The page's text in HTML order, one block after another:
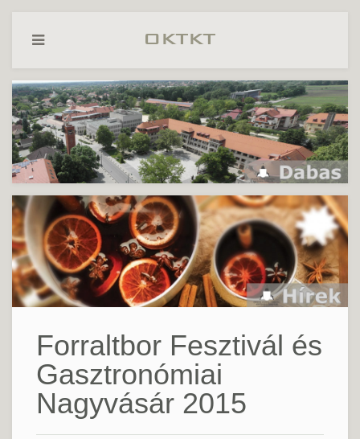
Forraltbor Fesztivál és
Gasztronómiai
Nagyvásár 2015